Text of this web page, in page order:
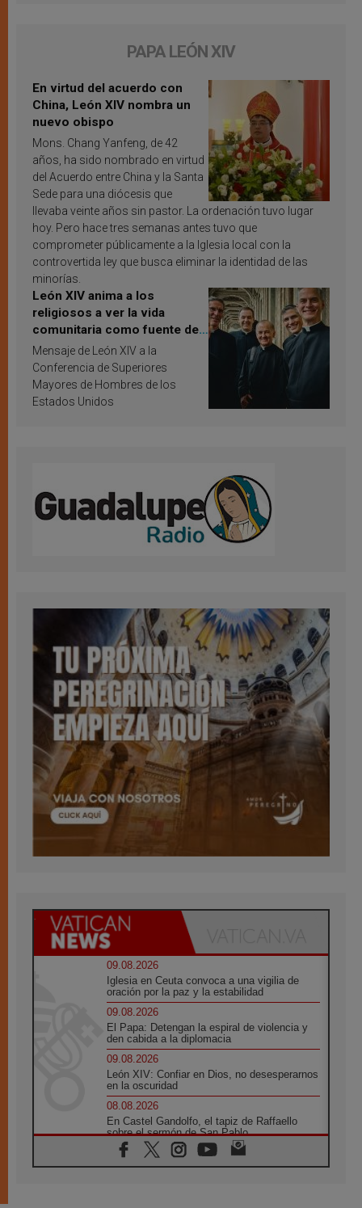
PAPA LEÓN XIV
En virtud del acuerdo con
China, León XIV nombra un
nuevo obispo
Mons. Chang Yanfeng, de 42
años, ha sido nombrado en virtud
del Acuerdo entre China y la Santa
Sede para una diócesis que
llevaba veinte años sin pastor. La ordenación tuvo lugar
hoy. Pero hace tres semanas antes tuvo que
comprometer públicamente a la Iglesia local con la
controvertida ley que busca eliminar la identidad de las
minorías.
León XIV anima a los
religiosos a ver la vida
comunitaria como fuente de
inspiración y santificación
Mensaje de León XIV a la
Conferencia de Superiores
Mayores de Hombres de los
Estados Unidos
09.08.2026
Iglesia en Ceuta convoca a una vigilia de
oración por la paz y la estabilidad
09.08.2026
El Papa: Detengan la espiral de violencia y
den cabida a la diplomacia
09.08.2026
León XIV: Confiar en Dios, no desesperarnos
en la oscuridad
08.08.2026
En Castel Gandolfo, el tapiz de Raffaello
sobre el sermón de San Pablo
08.08.2026
En Colombia, «la paz no se compra con una